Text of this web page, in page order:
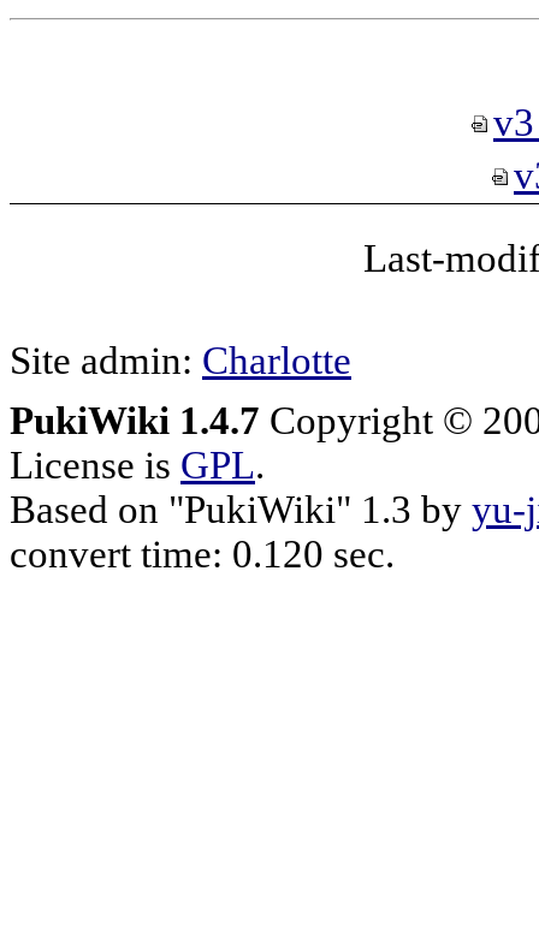
Last-
Site admin: Charlotte
PukiWiki 1.4.7 Copyright ©
License is GPL.
Based on "PukiWiki" 1.3 by yu-
convert time: 0.120 sec.